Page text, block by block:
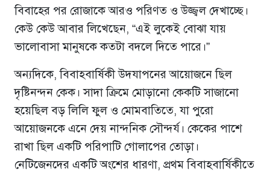
বিবাহের পর রোজাকে আরও পরিণত ও উজ্জ্বল দেখাচ্ছে।
কেউ কেউ আবার লিখেছেন, “এই লুকেই বোঝা যায়
ভালোবাসা মানুষকে কতটা বদলে দিতে পারে।”
অন্যদিকে, বিবাহবার্ষিকী উদযাপনের আয়োজনে ছিল
দৃষ্টিনন্দন কেক। সাদা ক্রিমে মোড়ানো কেকটি সাজানো
হয়েছিল বড় লিলি ফুল ও মোমবাতিতে, যা পুরো
আয়োজনকে এনে দেয় নান্দনিক সৌন্দর্য। কেকের পাশে
রাখা ছিল একটি পরিপাটি গোলাপের তোড়া।
নেটিজেনদের একটি অংশের ধারণা, প্রথম বিবাহবার্ষিকীতে